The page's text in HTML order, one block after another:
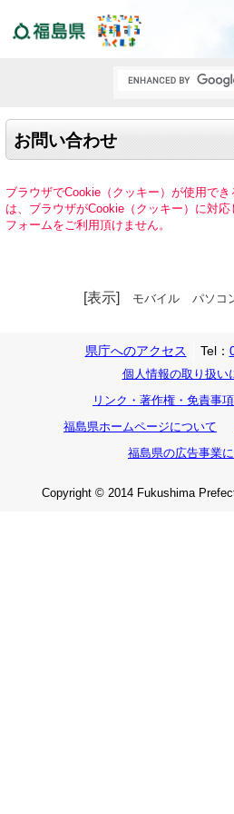
お問い合わせ
ブラウザでCookie（クッキー）が使用で
は、ブラウザがCookie（クッキー）に対
フォームをご利用頂けません。
[表示] モバイル パソコ
県庁へのアクセス Tel：
個人情報の取り扱い
リンク・著作権・免責事
福島県ホームページについて
福島県の広告事業
Copyright © 2014 Fukushima